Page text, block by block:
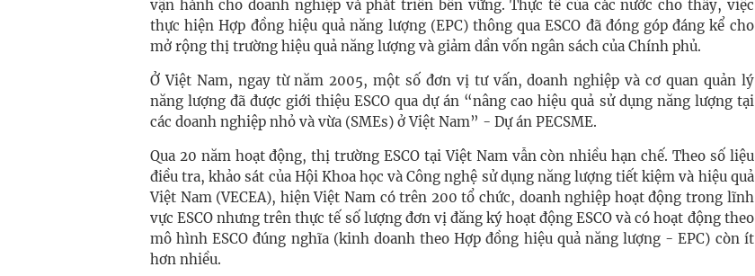
vận hành cho doanh nghiệp và phát triển bền vững. Thực tế của các nước cho thấy, việc
thực hiện Hợp đồng hiệu quả năng lượng (EPC) thông qua ESCO đã đóng góp đáng kể cho
mở rộng thị trường hiệu quả năng lượng và giảm dần vốn ngân sách của Chính phủ.
Ở Việt Nam, ngay từ năm 2005, một số đơn vị tư vấn, doanh nghiệp và cơ quan quản lý
năng lượng đã được giới thiệu ESCO qua dự án “nâng cao hiệu quả sử dụng năng lượng tại
các doanh nghiệp nhỏ và vừa (SMEs) ở Việt Nam” - Dự án PECSME.
Qua 20 năm hoạt động, thị trường ESCO tại Việt Nam vẫn còn nhiều hạn chế. Theo số liệu
điều tra, khảo sát của Hội Khoa học và Công nghệ sử dụng năng lượng tiết kiệm và hiệu quả
Việt Nam (VECEA), hiện Việt Nam có trên 200 tổ chức, doanh nghiệp hoạt động trong lĩnh
vực ESCO nhưng trên thực tế số lượng đơn vị đăng ký hoạt động ESCO và có hoạt động theo
mô hình ESCO đúng nghĩa (kinh doanh theo Hợp đồng hiệu quả năng lượng - EPC) còn ít
hơn nhiều.